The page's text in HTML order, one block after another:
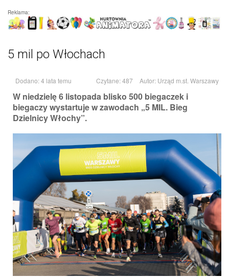
Reklama:
5 mil po Włochach
Dodano: 4 lata temu Czytane: 487 Autor: Urząd m.st. Warszawy
W niedzielę 6 listopada blisko 500 biegaczek i
biegaczy wystartuje w zawodach „5 MIL. Bieg
Dzielnicy Włochy”.